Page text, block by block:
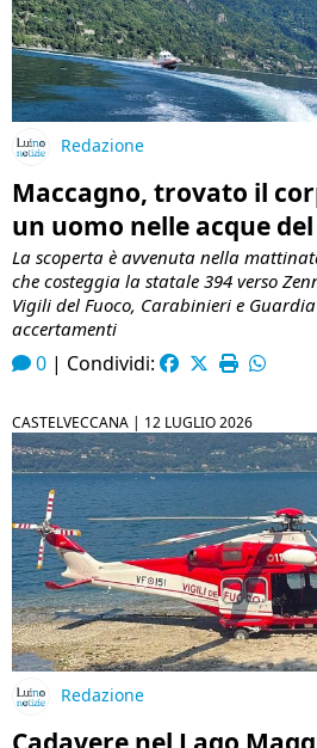
Redazione
Maccagno, trovato il
un uomo nelle acque
La scoperta è avvenuta nella
che costeggia la statale 394 verso
Vigili del Fuoco, Carabinieri e
accertamenti
0 | Condividi:
CASTELVECCANA | 12 LUGLIO 2026
Redazione